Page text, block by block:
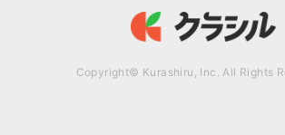
Copyright© Kurashiru, Inc. All Rights